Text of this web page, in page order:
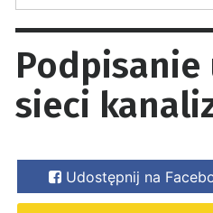
sieci
Udostępnij na